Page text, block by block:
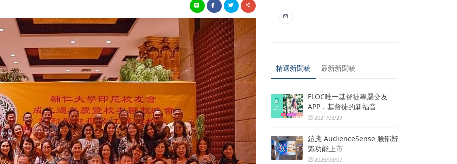
精選新聞稿 最新新聞稿
FLOC唯一基督徒專屬交友
APP，基督徒的新福音
2021/03/29
鎧應 AudienceSense 臉部辨
識功能上市
2026/08/07